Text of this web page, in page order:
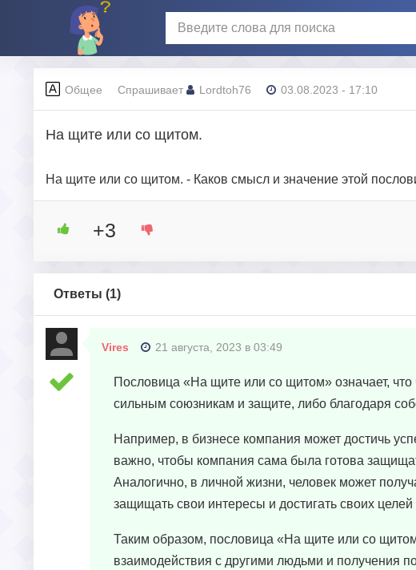
Общее Спрашивает Lordtoh76 03.08.2023 - 17:10
На щите или со щитом.
На щите или со щитом. - Каков смысл и значение этой
+3
Ответы (1)
Vires 21 августа, 2023 в 03:49
Пословица «На щите или со щитом» означает,
сильным союзникам и защите, либо благодаря
Например, в бизнесе компания может достичь
важно, чтобы компания сама была готова
Аналогично, в личной жизни, человек может
защищать свои интересы и достигать своих
Таким образом, пословица «На щите или со
взаимодействия с другими людьми и получения